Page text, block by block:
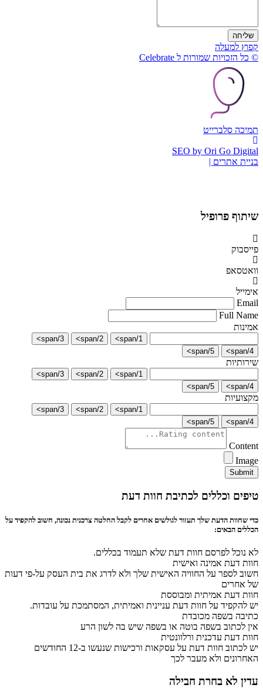
שליחה
קפוץ למעלה
© כל הזכויות שמורות ל Celebrate
תמיכה סלברייט
SEO by Ori Go Digital
בניית אתרים |
שיתוף פרופיל
פייסבוק
וואטסאפ
אימייל
Email
Full Name
אמינות
1/span>
2/span>
3/span>
4/span>
5/span>
שירותיות
1/span>
2/span>
3/span>
4/span>
5/span>
מקצועיות
1/span>
2/span>
3/span>
4/span>
5/span>
Content
Image
Submit
טיפים וכללים לכתיבת חוות דעת
כדי שחוות הדעת שלך תעזור לגולשים אחרים לקבל החלטה צרכנית נכונה, חשוב להקפיד על
הכללים הבאים:
לא נוכל לפרסם חוות דעת שלא תעמוד בכללים.
חוות דעת אמינה ואישית
חשוב לספר על החוויה האישית שלך ולא לדרג את בית העסק על-פי דעות
של אחרים
חוות דעת אמיתית ומבוססת
יש להקפיד על חוות דעת עניינית ואמיתית, המסתמכת על עובדות.
כתיבה בשפה מכובדת
אין לכתוב בשפה בוטה או בשפה שיש בה לשון הרע
חוות דעת עדכנית ורלוונטית
יש לכתוב חוות דעת על עסקאות ורכישות שנעשו ב-12 החודשים
האחרונים ולא מעבר לכך
עדין לא בחרת חבילה